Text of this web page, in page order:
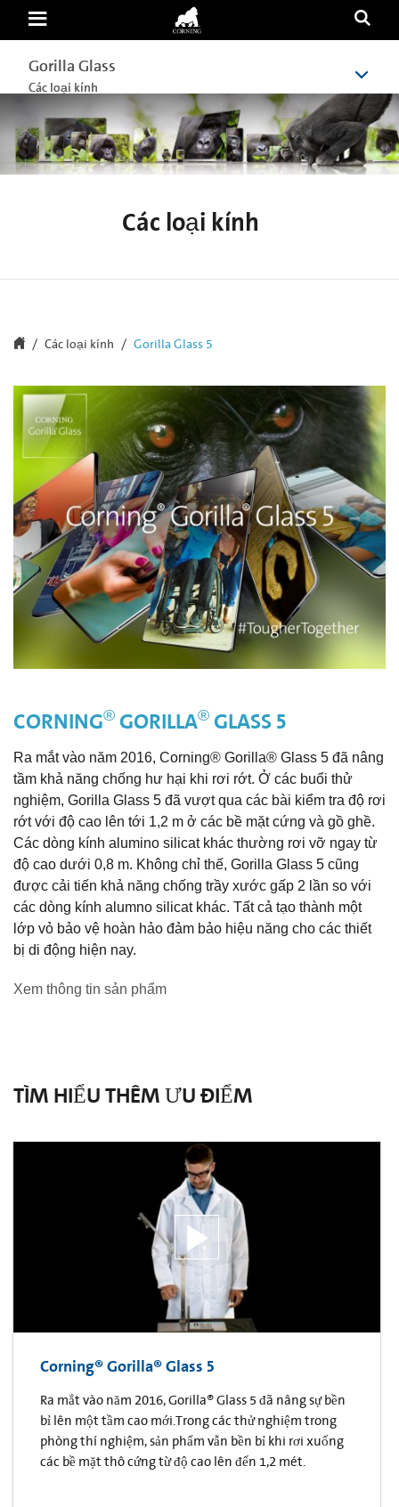
Glass
Superior
Protection
Against
Corning
Gorilla
Glass
Gorilla Glass
Các loại kính
Gorilla Glass
Các loại kính
Các loại kính
Các loại kính Gorilla Glass 5
CORNING® GORILLA® GLASS 5
Ra mắt vào năm 2016, Corning® Gorilla® Glass 5 đã nâng
tầm khả năng chống hư hại khi rơi rớt. Ở các buổi thử
nghiệm, Gorilla Glass 5 đã vượt qua các bài kiểm tra độ rơi
rớt với độ cao lên tới 1,2 m ở các bề mặt cứng và gồ ghề.
Các dòng kính alumino silicat khác thường rơi vỡ ngay từ
độ cao dưới 0,8 m. Không chỉ thế, Gorilla Glass 5 cũng
được cải tiến khả năng chống trầy xước gấp 2 lần so với
các dòng kính alumno silicat khác. Tất cả tạo thành một
lớp vỏ bảo vệ hoàn hảo đảm bảo hiệu năng cho các thiết
bị di động hiện nay.
Xem thông tin sản phẩm
TÌM HIỂU THÊM ƯU ĐIỂM
Corning® Gorilla® Glass 5
Ra mắt vào năm 2016, Gorilla® Glass 5 đã nâng sự bền
bỉ lên một tầm cao mới.Trong các thử nghiệm trong
phòng thí nghiệm, sản phẩm vẫn bền bỉ khi rơi xuống
các bề mặt thô cứng từ độ cao lên đến 1,2 mét.